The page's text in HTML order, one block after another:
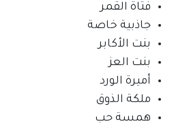
فتاة القمر
جاذبية خاصة
بنت الأكابر
بنت العز
أميرة الورد
ملكة الذوق
همسة حب